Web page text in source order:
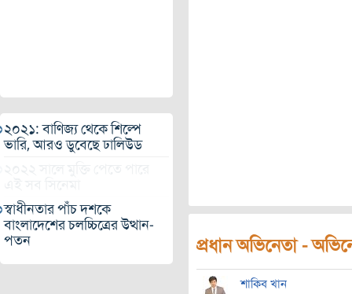
২০২১: বাণিজ্য থেকে শিল্পে
ভারি, আরও ডুবেছে ঢালিউড
স্বাধীনতার পাঁচ দশকে
বাংলাদেশের চলচ্চিত্রের উত্থান-
পতন
প্রধান অভিনেতা -
শাকিব খান